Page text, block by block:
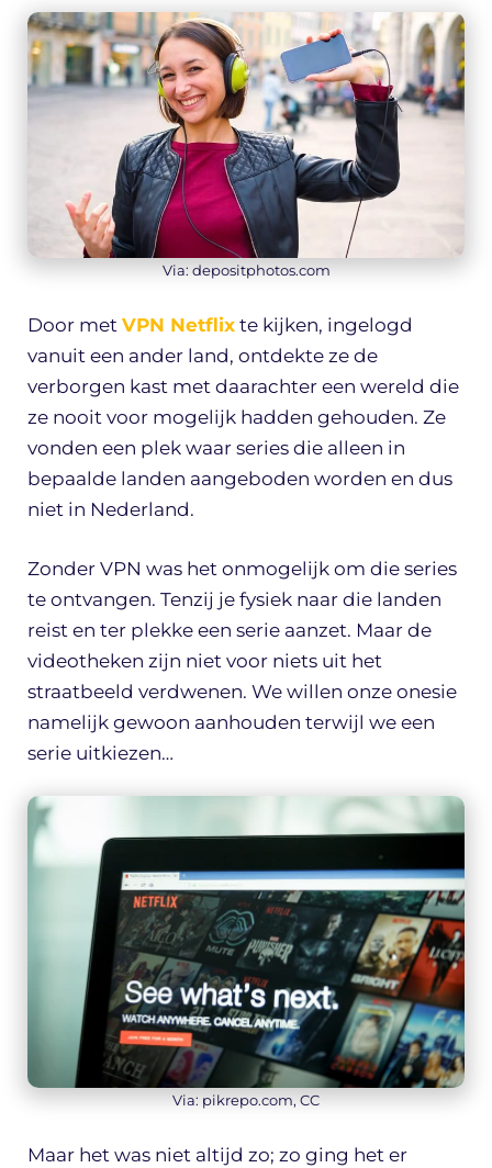
Via: depositphotos.com
Door met VPN Netflix te kijken, ingelogd
vanuit een ander land, ontdekte ze de
verborgen kast met daarachter een wereld die
ze nooit voor mogelijk hadden gehouden. Ze
vonden een plek waar series die alleen in
bepaalde landen aangeboden worden en dus
niet in Nederland.
Zonder VPN was het onmogelijk om die series
te ontvangen. Tenzij je fysiek naar die landen
reist en ter plekke een serie aanzet. Maar de
videotheken zijn niet voor niets uit het
straatbeeld verdwenen. We willen onze onesie
namelijk gewoon aanhouden terwijl we een
serie uitkiezen…
Via: pikrepo.com, CC
Maar het was niet altijd zo; zo ging het er